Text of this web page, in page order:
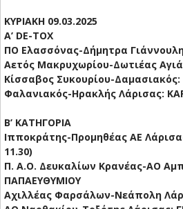
ΚΥΡΙΑΚΗ 09.03.2025
Α’ DE-TOX
ΠΟ Ελασσόνας-Δήμητρα
Αετός Μακρυχωρίου-Δωτιέας
Κίσσαβος Συκουρίου-
Φαλανιακός-Ηρακλής Λάρισας:
Β’ ΚΑΤΗΓΟΡΙΑ
Ιπποκράτης-Προμηθέας ΑΕ
11.30)
Π. Α.Ο. Δευκαλίων Κρανέας-ΑΟ
ΠΑΠΑΕΥΘΥΜΙΟΥ
Αχιλλέας Φαρσάλων-Νεάπολη